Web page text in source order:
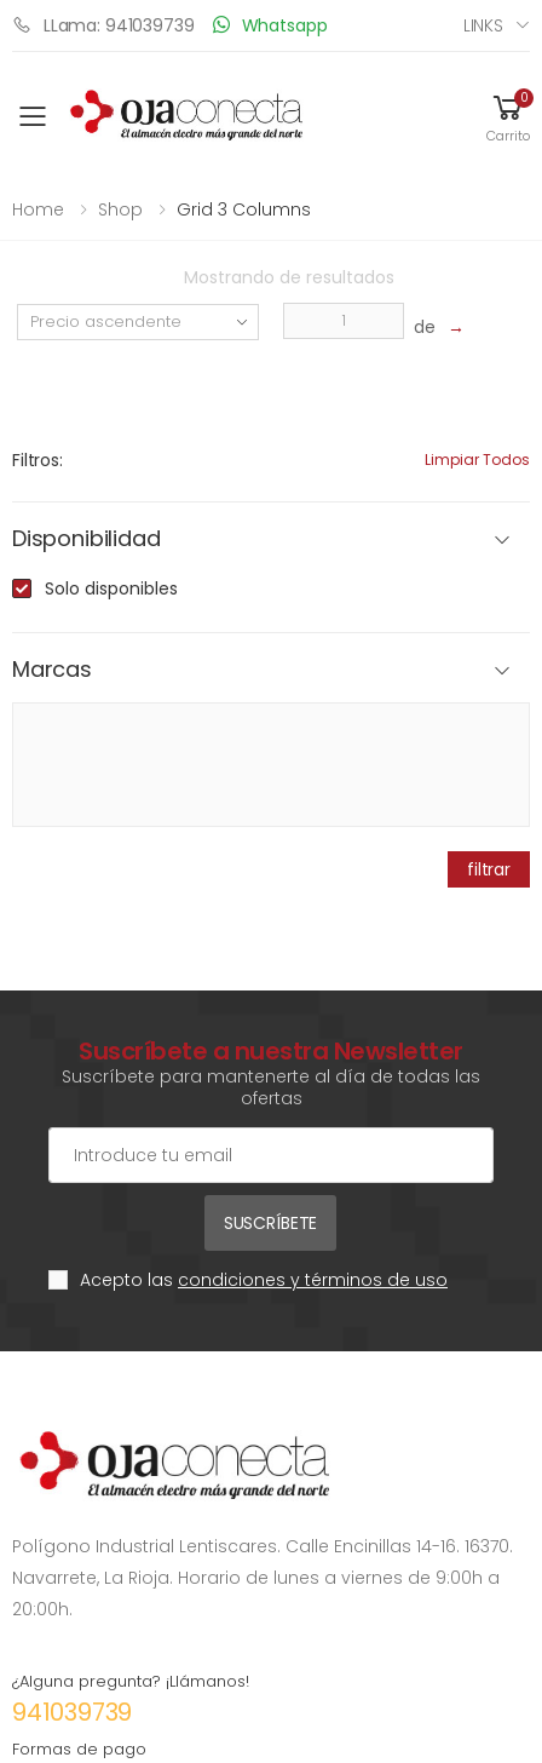
LLama: 941039739 Whatsapp LINKS
Toggle mobile menu
0
Carrito
Home Shop Grid 3 Columns
Mostrando de resultados
de →
Filtros: Limpiar Todos
Disponibilidad
Solo disponibles
Marcas
filtrar
Suscríbete a nuestra Newsletter
Suscríbete para mantenerte al día de todas las
ofertas
SUSCRÍBETE
Acepto las condiciones y términos de uso
Polígono Industrial Lentiscares. Calle Encinillas 14-16. 16370.
Navarrete, La Rioja. Horario de lunes a viernes de 9:00h a
20:00h.
¿Alguna pregunta? ¡Llámanos!
941039739
Formas de pago